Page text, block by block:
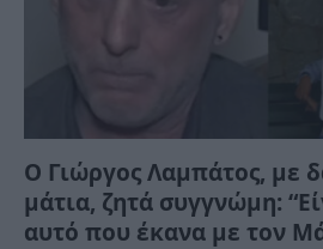
Ο Γιώργος Λαμπάτος, με
μάτια, ζητά συγγνώμη:
αυτό που έκανα με τον